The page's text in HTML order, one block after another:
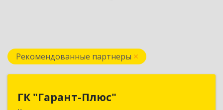
Рекомендованные партнеры
ГК "Гарант-Плюс"